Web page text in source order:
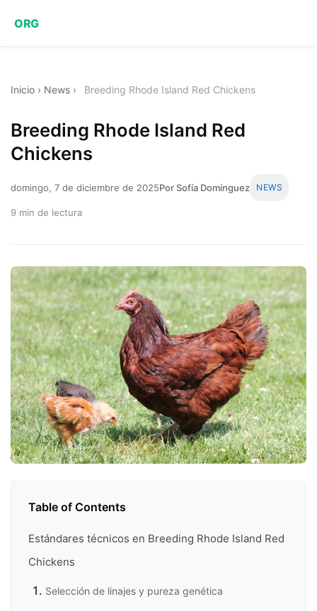
ORG
Inicio › News › Breeding Rhode Island Red Chickens
Breeding Rhode Island Red
Chickens
domingo, 7 de diciembre de 2025Por Sofía Domínguez NEWS
9 min de lectura
Table of Contents
Estándares técnicos en Breeding Rhode Island Red
Chickens
Selección de linajes y pureza genética